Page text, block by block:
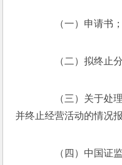
（一）申请书；
（二）拟终止分
（三）关于处理
并终止经营活动的情况报
（四）中国证监